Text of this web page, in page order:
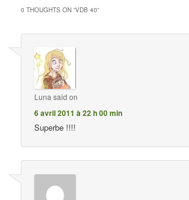
0 THOUGHTS ON “VDB 40”
Luna said on
6 avril 2011 à 22 h 00 min
Superbe !!!!